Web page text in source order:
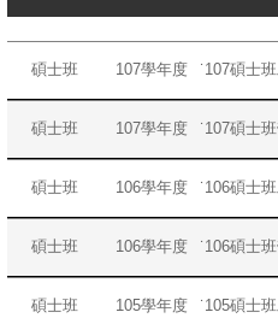
碩士班 107學年度 ˙107碩士
碩士班 107學年度 ˙107碩士
碩士班 106學年度 ˙106碩士
碩士班 106學年度 ˙106碩士
碩士班 105學年度 ˙105碩士